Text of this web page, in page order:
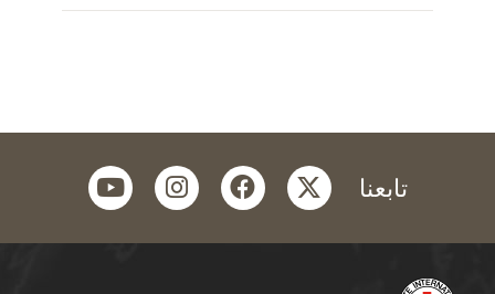
تابعنا twitter
facebook
instagram
youtube